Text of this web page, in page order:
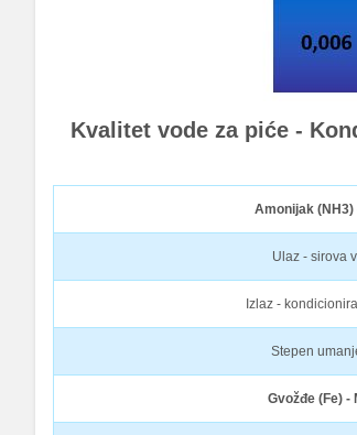
Kvalitet vode za piće -
Amonijak (NH3)
Ulaz - sirova
Izlaz -
Stepen
Gvožđe (Fe) -